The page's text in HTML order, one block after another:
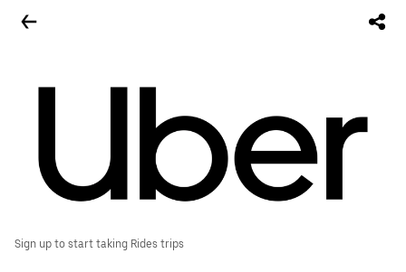
Sign up to start taking Rides trips